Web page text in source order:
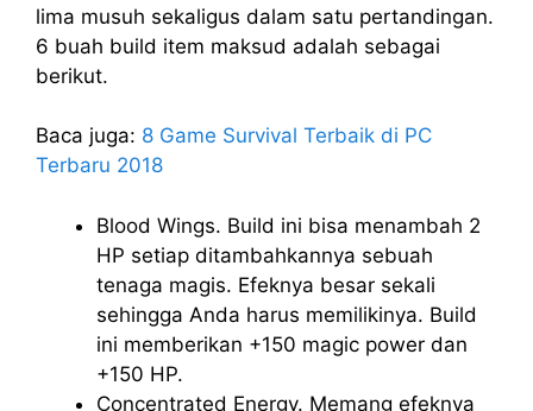
lima musuh sekaligus dalam satu pertandingan.
6 buah build item maksud adalah sebagai
berikut.
Baca juga: 8 Game Survival Terbaik di PC
Terbaru 2018
Blood Wings. Build ini bisa menambah 2
HP setiap ditambahkannya sebuah
tenaga magis. Efeknya besar sekali
sehingga Anda harus memilikinya. Build
ini memberikan +150 magic power dan
+150 HP.
Concentrated Energy. Memang efeknya